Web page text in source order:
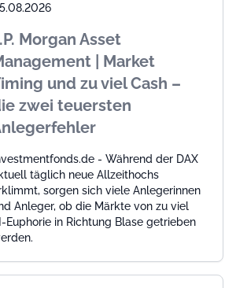
Morgan Asset
| Market
und zu viel Cash –
zwei teuersten
- Während der DAX
täglich neue Allzeithochs
sorgen sich viele Anlegerinnen
Anleger, ob die Märkte von zu viel
Euphorie in Richtung Blase getrieben